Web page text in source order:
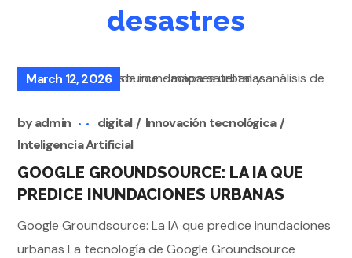
desastres
March 12, 2026
byadmin digital
Innovación tecnológica
Inteligencia Artificial
GOOGLE GROUNDSOURCE: LA IA QUE
PREDICE INUNDACIONES URBANAS
Google Groundsource: La IA que predice inundaciones
urbanas La tecnología de Google Groundsource